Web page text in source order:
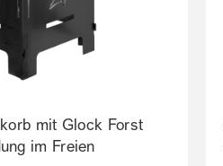
mit Glock Forst
im Freien